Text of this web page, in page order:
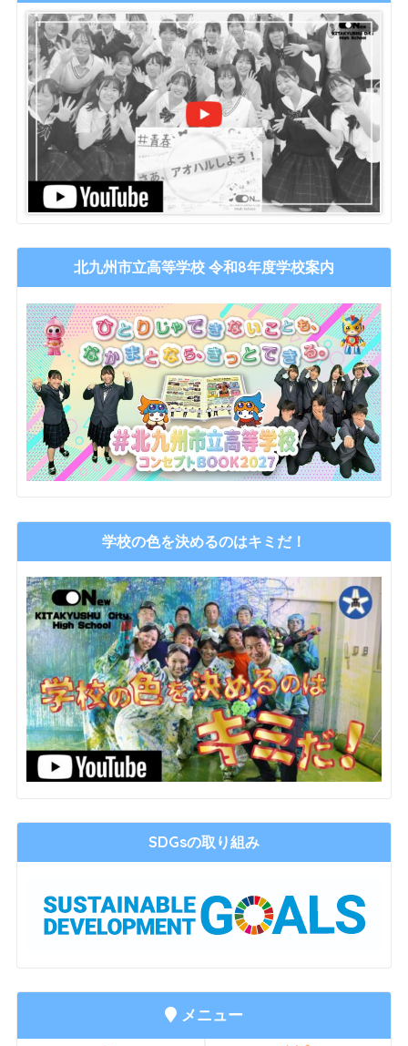
北九州市立高等学校 令和8年度学校案内
学校の色を決めるのはキミだ！
SDGsの取り組み
メニュー